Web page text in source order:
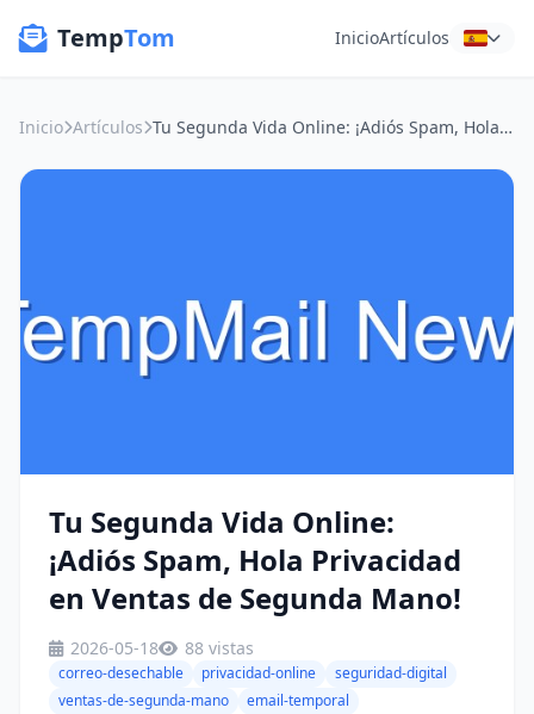
TempTom InicioArtículos
Inicio Artículos Tu Segunda Vida Online: ¡Adiós Spam, Hola Privacidad en Ventas de Segunda Mano!
Tu Segunda Vida Online:
¡Adiós Spam, Hola Privacidad
en Ventas de Segunda Mano!
2026-05-18 88 vistas
correo-desechable privacidad-online
seguridad-digital
ventas-de-segunda-mano
email-temporal